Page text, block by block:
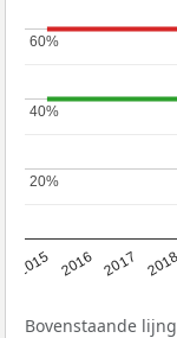
2015 2016 2017 2018
20%
20%
40%
40%
60%
60%
Bovenstaande